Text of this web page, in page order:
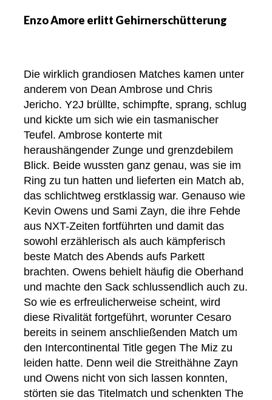
Enzo Amore erlitt Gehirnerschütterung
Die wirklich grandiosen Matches kamen unter
anderem von Dean Ambrose und Chris
Jericho. Y2J brüllte, schimpfte, sprang, schlug
und kickte um sich wie ein tasmanischer
Teufel. Ambrose konterte mit
heraushängender Zunge und grenzdebilem
Blick. Beide wussten ganz genau, was sie im
Ring zu tun hatten und lieferten ein Match ab,
das schlichtweg erstklassig war. Genauso wie
Kevin Owens und Sami Zayn, die ihre Fehde
aus NXT-Zeiten fortführten und damit das
sowohl erzählerisch als auch kämpferisch
beste Match des Abends aufs Parkett
brachten. Owens behielt häufig die Oberhand
und machte den Sack schlussendlich auch zu.
So wie es erfreulicherweise scheint, wird
diese Rivalität fortgeführt, worunter Cesaro
bereits in seinem anschließenden Match um
den Intercontinental Title gegen The Miz zu
leiden hatte. Denn weil die Streithähne Zayn
und Owens nicht von sich lassen konnten,
störten sie das Titelmatch und schenkten The